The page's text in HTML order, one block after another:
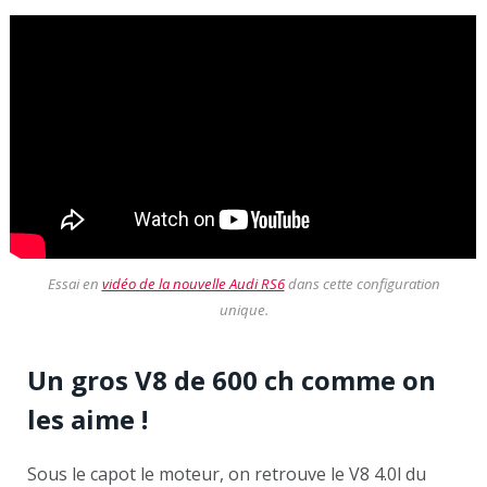
Essai en vidéo de la nouvelle Audi RS6dans cette configuration
unique.
Un gros V8 de 600 ch comme on
les aime !
Sous le capot le moteur, on retrouve le V8 4.0l du